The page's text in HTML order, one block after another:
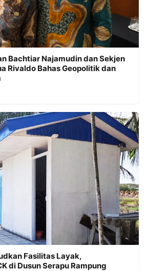
Bachtiar Najamudin dan Sekjen
Rivaldo Bahas Geopolitik dan
Fasilitas Layak,
di Dusun Serapu Rampung